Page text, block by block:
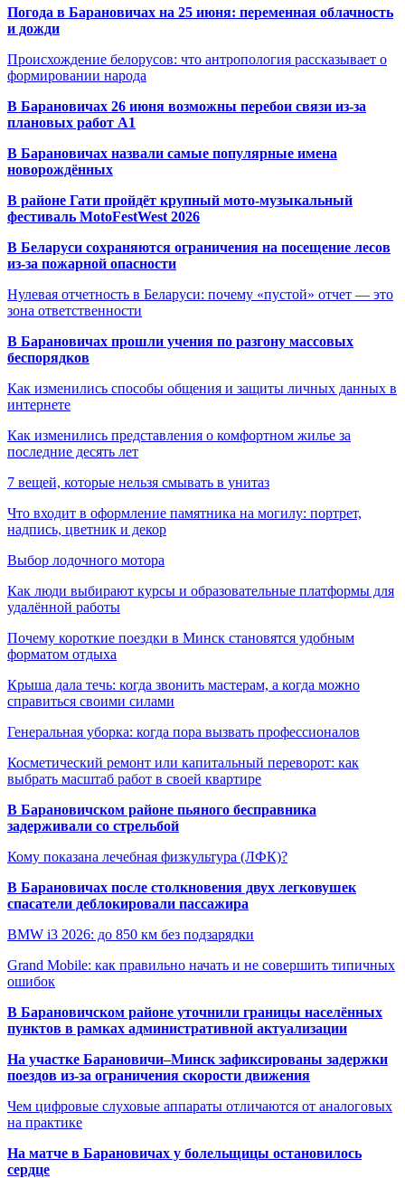
Погода в Барановичах на 25 июня: переменная облачность
и дожди
Происхождение белорусов: что антропология рассказывает о
формировании народа
В Барановичах 26 июня возможны перебои связи из-за
плановых работ A1
В Барановичах назвали самые популярные имена
новорождённых
В районе Гати пройдёт крупный мото-музыкальный
фестиваль MotoFestWest 2026
В Беларуси сохраняются ограничения на посещение лесов
из-за пожарной опасности
Нулевая отчетность в Беларуси: почему «пустой» отчет — это
зона ответственности
В Барановичах прошли учения по разгону массовых
беспорядков
Как изменились способы общения и защиты личных данных в
интернете
Как изменились представления о комфортном жилье за
последние десять лет
7 вещей, которые нельзя смывать в унитаз
Что входит в оформление памятника на могилу: портрет,
надпись, цветник и декор
Выбор лодочного мотора
Как люди выбирают курсы и образовательные платформы для
удалённой работы
Почему короткие поездки в Минск становятся удобным
форматом отдыха
Крыша дала течь: когда звонить мастерам, а когда можно
справиться своими силами
Генеральная уборка: когда пора вызвать профессионалов
Косметический ремонт или капитальный переворот: как
выбрать масштаб работ в своей квартире
В Барановичском районе пьяного бесправника
задерживали со стрельбой
Кому показана лечебная физкультура (ЛФК)?
В Барановичах после столкновения двух легковушек
спасатели деблокировали пассажира
BMW i3 2026: до 850 км без подзарядки
Grand Mobile: как правильно начать и не совершить типичных
ошибок
В Барановичском районе уточнили границы населённых
пунктов в рамках административной актуализации
На участке Барановичи–Минск зафиксированы задержки
поездов из-за ограничения скорости движения
Чем цифровые слуховые аппараты отличаются от аналоговых
на практике
На матче в Барановичах у болельщицы остановилось
сердце